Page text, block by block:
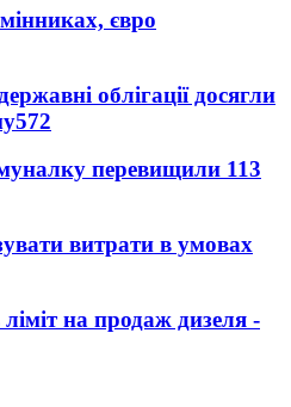
євро
облігації досягли
572
перевищили 113
витрати в умовах
на продаж дизеля -